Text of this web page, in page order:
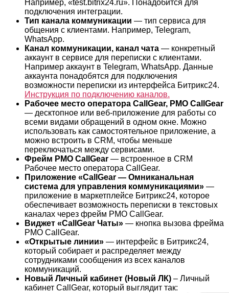
Например, «test.bitrix24.ru». Понадобится для
подключения интеграции.
Тип канала коммуникации — тип сервиса для
общения с клиентами. Например, Telegram,
WhatsApp.
Канал коммуникации, канал чата — конкретный
аккаунт в сервисе для переписки с клиентами.
Например аккаунт в Telegram, WhatsApp. Данные
аккаунта понадобятся для подключения
возможности переписки из интерфейса Битрикс24.
Инструкция по подключению каналов.
Рабочее место оператора CallGear, РМО CallGear
— десктопное или веб-приложение для работы со
всеми видами обращений в одном окне. Можно
использовать как самостоятельное приложение, а
можно встроить в CRM, чтобы меньше
переключаться между сервисами.
Фрейм РМО CallGear — встроенное в CRM
Рабочее место оператора CallGear.
Приложение «CallGear — Омниканальная
система для управления коммуникациями» —
приложение в маркетплейсе Битрикс24, которое
обеспечивает возможность переписки в текстовых
каналах через фрейм РМО CallGear.
Виджет «CallGear Чаты» — кнопка вызова фрейма
РМО CallGear.
«Открытые линии» — интерфейс в Битрикс24,
который собирает и распределяет между
сотрудниками сообщения из всех каналов
коммуникаций.
Новый Личный кабинет (Новый ЛК) – Личный
кабинет CallGear, который выглядит так: